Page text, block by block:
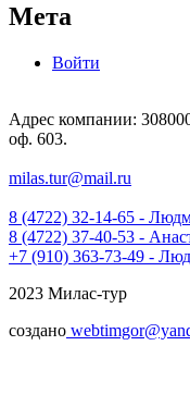
Мета
Войти
Адрес компании:
оф. 603.
milas.tur@mail.ru
8 (4722) 32-14-65 -
8 (4722) 37-40-53 -
+7 (910) 363-73-49 -
2023 Милас-тур
создано